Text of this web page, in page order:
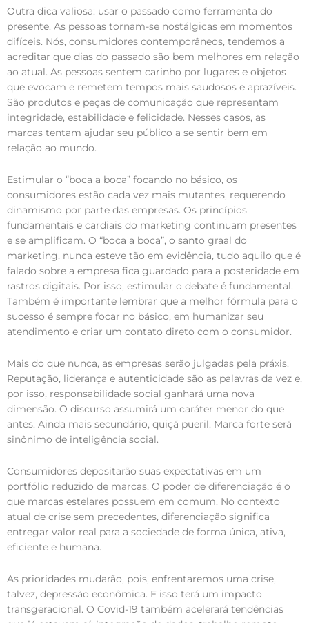
Outra dica valiosa: usar o passado como ferramenta do
presente. As pessoas tornam-se nostálgicas em momentos
difíceis. Nós, consumidores contemporâneos, tendemos a
acreditar que dias do passado são bem melhores em relação
ao atual. As pessoas sentem carinho por lugares e objetos
que evocam e remetem tempos mais saudosos e aprazíveis.
São produtos e peças de comunicação que representam
integridade, estabilidade e felicidade. Nesses casos, as
marcas tentam ajudar seu público a se sentir bem em
relação ao mundo.
Estimular o “boca a boca” focando no básico, os
consumidores estão cada vez mais mutantes, requerendo
dinamismo por parte das empresas. Os princípios
fundamentais e cardiais do marketing continuam presentes
e se amplificam. O “boca a boca”, o santo graal do
marketing, nunca esteve tão em evidência, tudo aquilo que é
falado sobre a empresa fica guardado para a posteridade em
rastros digitais. Por isso, estimular o debate é fundamental.
Também é importante lembrar que a melhor fórmula para o
sucesso é sempre focar no básico, em humanizar seu
atendimento e criar um contato direto com o consumidor.
Mais do que nunca, as empresas serão julgadas pela práxis.
Reputação, liderança e autenticidade são as palavras da vez e,
por isso, responsabilidade social ganhará uma nova
dimensão. O discurso assumirá um caráter menor do que
antes. Ainda mais secundário, quiçá pueril. Marca forte será
sinônimo de inteligência social.
Consumidores depositarão suas expectativas em um
portfólio reduzido de marcas. O poder de diferenciação é o
que marcas estelares possuem em comum. No contexto
atual de crise sem precedentes, diferenciação significa
entregar valor real para a sociedade de forma única, ativa,
eficiente e humana.
As prioridades mudarão, pois, enfrentaremos uma crise,
talvez, depressão econômica. E isso terá um impacto
transgeracional. O Covid-19 também acelerará tendências